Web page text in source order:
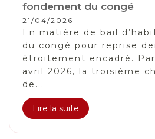
fondement du congé
21/04/2026
En matière de bail
du congé pour reprise
étroitement encadré.
avril 2026, la troisième
de...
Lire la suite